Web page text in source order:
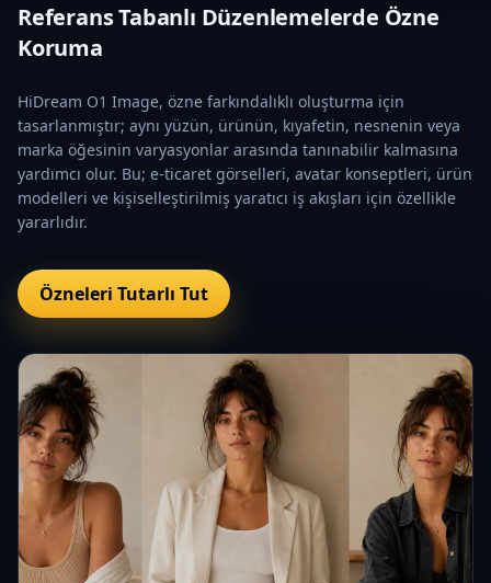
Referans Tabanlı Düzenlemelerde Özne
Koruma
HiDream O1 Image, özne farkındalıklı oluşturma için
tasarlanmıştır; aynı yüzün, ürünün, kıyafetin, nesnenin veya
marka öğesinin varyasyonlar arasında tanınabilir kalmasına
yardımcı olur. Bu; e-ticaret görselleri, avatar konseptleri, ürün
modelleri ve kişiselleştirilmiş yaratıcı iş akışları için özellikle
yararlıdır.
Özneleri Tutarlı Tut